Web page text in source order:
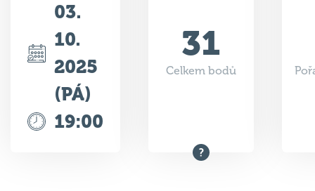
03.
10.
2025
(PÁ)
19:00
31
Celkem bodů